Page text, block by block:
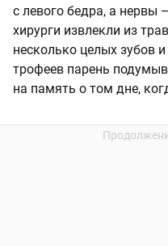
с левого бедра, а нервы
хирурги извлекли из
несколько целых зубов
трофеев парень
на память о том дне,